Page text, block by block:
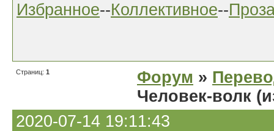
Избранное--Коллективное--
Страниц: 1 Форум »
Человек-волк
2020-07-14 19:11:43